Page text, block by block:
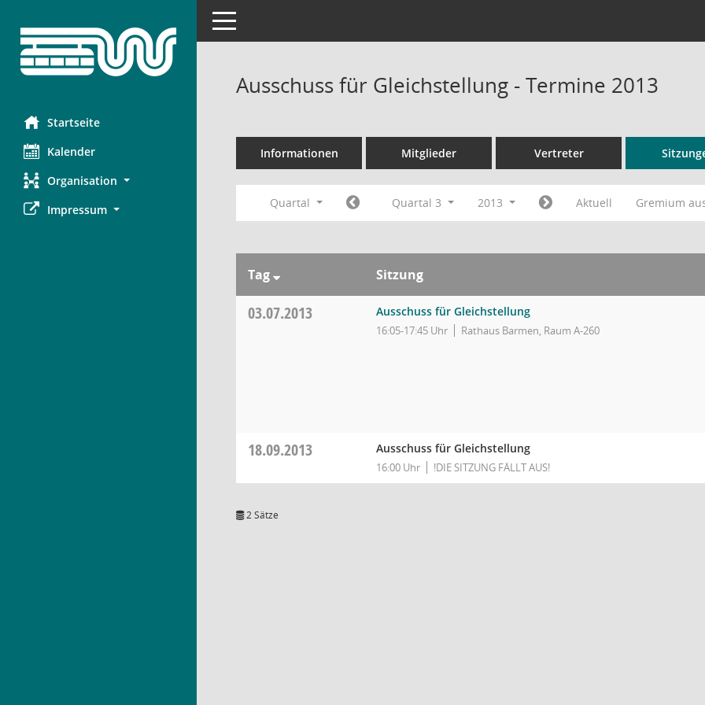
Startseite
Kalender
Organisation
Impressum
Toggle navigation
Ausschuss für Gleichstellung - Termine 2013
Informationen Mitglieder Vertreter
Quartal Quartal 3 2013 Aktuell Gremium
Tag Sitzung
03.07.2013 Ausschuss für Gleichstellung
16:05-17:45 Uhr Rathaus Barmen, Raum A-260
18.09.2013 Ausschuss für Gleichstellung
16:00 Uhr !DIE SITZUNG FÄLLT AUS!
2 Sätze